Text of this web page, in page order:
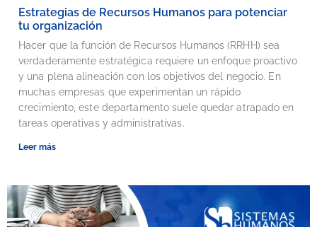
Estrategias de Recursos Humanos para potenciar
tu organización
Hacer que la función de Recursos Humanos (RRHH) sea
verdaderamente estratégica requiere un enfoque proactivo
y una plena alineación con los objetivos del negocio. En
muchas empresas que experimentan un rápido
crecimiento, este departamento suele quedar atrapado en
tareas operativas y administrativas.
Leer más